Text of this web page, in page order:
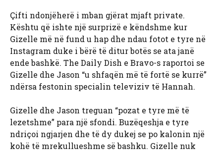
Çifti ndonjëherë i mban gjërat mjaft private.
Kështu që ishte një surprizë e këndshme kur
Gizelle më në fund u hap dhe ndau fotot e tyre në
Instagram duke i bërë të ditur botës se ata janë
ende bashkë. The Daily Dish e Bravo-s raportoi se
Gizelle dhe Jason “u shfaqën më të fortë se kurrë”
ndërsa festonin specialin televiziv të Hannah.
Gizelle dhe Jason treguan “pozat e tyre më të
lezetshme” para një sfondi. Buzëqeshja e tyre
ndriçoi ngjarjen dhe të dy dukej se po kalonin një
kohë të mrekullueshme së bashku. Gizelle nuk